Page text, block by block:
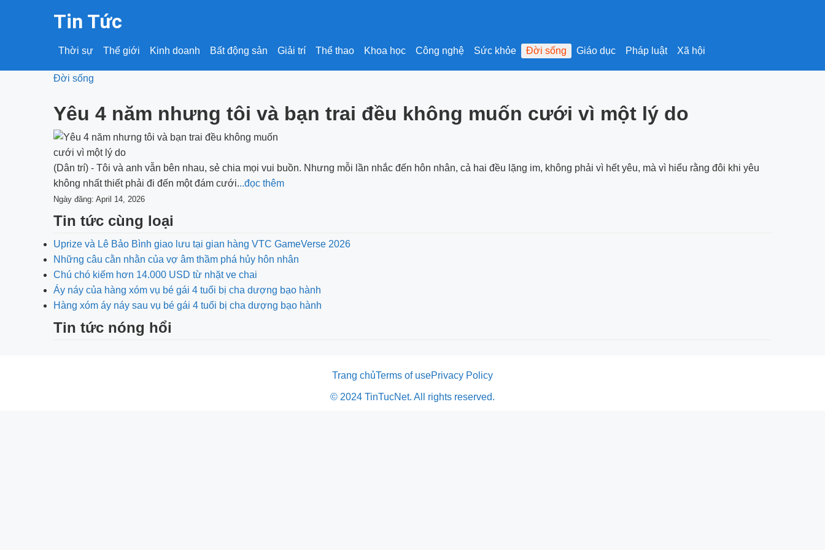
Tin Tức
Thời sự Thế giới Kinh doanh Bất động sản Giải trí Thể thao Khoa học Công nghệ Sức khỏe Đời sống Giáo dục Pháp luật Xã hội
Đời sống
Yêu 4 năm nhưng tôi và bạn trai đều không muốn cưới vì một lý do
(Dân trí) - Tôi và anh vẫn bên nhau, sẻ chia mọi vui buồn. Nhưng mỗi lần nhắc đến hôn nhân, cả hai đều lặng im, không phải vì hết yêu, mà vì hiểu rằng đôi khi yêu
không nhất thiết phải đi đến một đám cưới...đọc thêm
Ngày đăng: April 14, 2026
Tin tức cùng loại
Uprize và Lê Bảo Bình giao lưu tại gian hàng VTC GameVerse 2026
Những câu cằn nhằn của vợ âm thầm phá hủy hôn nhân
Chú chó kiếm hơn 14.000 USD từ nhặt ve chai
Áy náy của hàng xóm vụ bé gái 4 tuổi bị cha dượng bạo hành
Hàng xóm áy náy sau vụ bé gái 4 tuổi bị cha dượng bạo hành
Tin tức nóng hổi
Trang chủTerms of usePrivacy Policy
© 2024 TinTucNet. All rights reserved.